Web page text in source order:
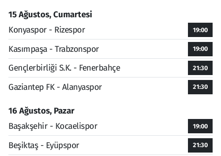
15 Ağustos, Cumartesi
Konyaspor - Rizespor
19:00
Kasımpaşa - Trabzonspor 19:00
Gençlerbirliği S.K. - Fenerbahçe 21:30
Gaziantep FK - Alanyaspor 21:30
16 Ağustos, Pazar
Başakşehir - Kocaelispor
19:00
Beşiktaş - Eyüpspor 21:30